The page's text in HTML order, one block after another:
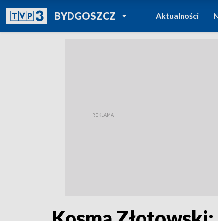
BYDGOSZCZPOWRÓT DO
TVP REGIONY
Aktualności